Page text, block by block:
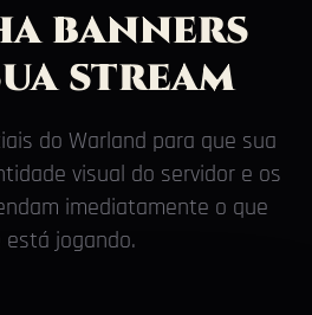
banners
stream
do Warland para que sua
visual do servidor e os
imediatamente o que
está jogando.